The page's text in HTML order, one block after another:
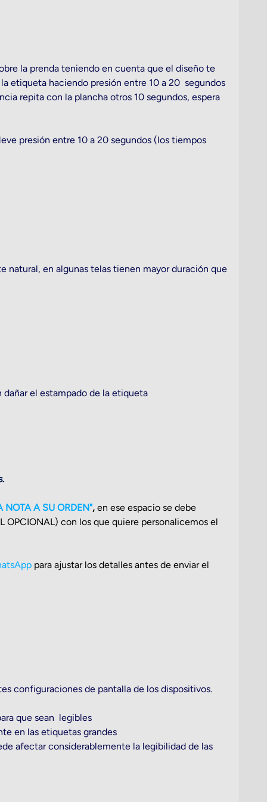
la prenda teniendo en cuenta que el diseño te
etiqueta haciendo presión entre 10 a 20 segundos
repita con la plancha otros 10 segundos, espera
presión entre 10 a 20 segundos (los tiempos
natural, en algunas telas tienen mayor duración que
el estampado de la etiqueta
NOTA A SU ORDEN", en ese espacio se debe
OPCIONAL) con los que quiere personalicemos el
para ajustar los detalles antes de enviar el
configuraciones de pantalla de los dispositivos.
que sean legibles
en las etiquetas grandes
afectar considerablemente la legibilidad de las